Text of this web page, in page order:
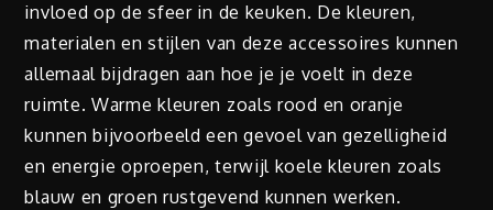
invloed op de sfeer in de keuken. De kleuren,
materialen en stijlen van deze accessoires kunnen
allemaal bijdragen aan hoe je je voelt in deze
ruimte. Warme kleuren zoals rood en oranje
kunnen bijvoorbeeld een gevoel van gezelligheid
en energie oproepen, terwijl koele kleuren zoals
blauw en groen rustgevend kunnen werken.